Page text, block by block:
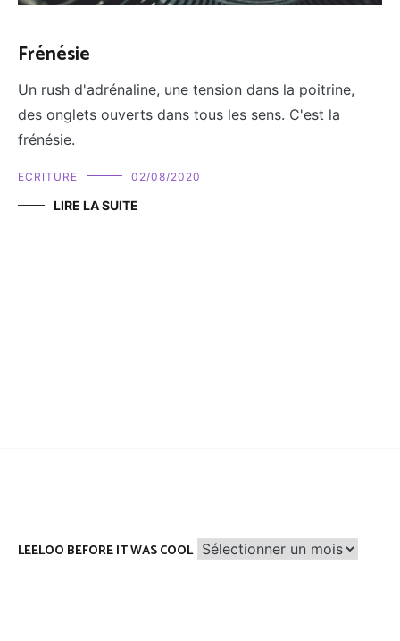
Frénésie
Un rush d'adrénaline, une tension dans la poitrine,
des onglets ouverts dans tous les sens. C'est la
frénésie.
ECRITURE 02/08/2020
LIRE LA SUITE
LEELOO BEFORE IT WAS COOL Leeloo
before